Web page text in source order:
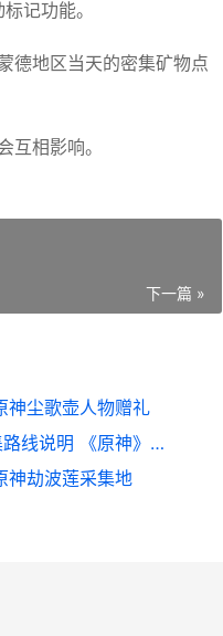
记功能。
德地区当天的密集矿物点
互相影响。
下一篇 »
神尘歌壶人物赠礼
《原神》鸣神岛海灵芝收集路线说明 《原神》鸣神岛怎么进
神劫波莲采集地